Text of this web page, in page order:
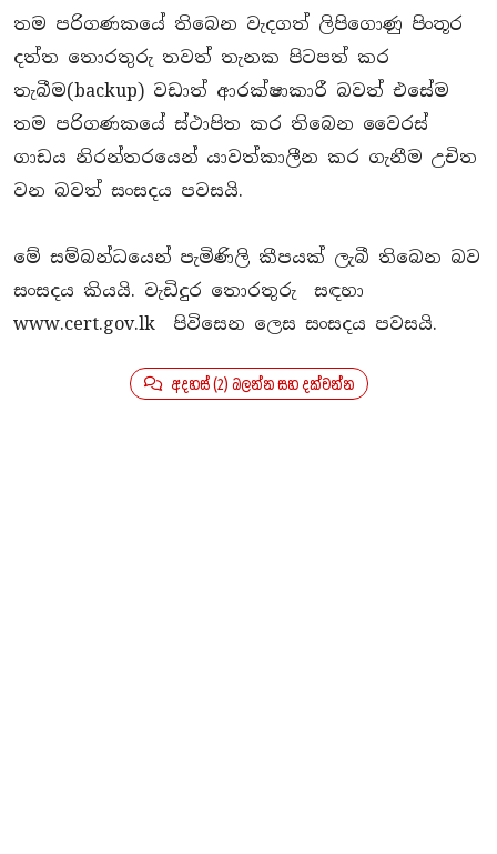
තම පරිගණකයේ තිබෙන වැදගත් ලිපිගොණු පිංතූර
දත්ත තොරතුරු තවත් තැනක පිටපත් කර
තැබීම(backup) වඩාත් ආරක්ෂාකාරී බවත් එසේම
තම පරිගණකයේ ස්ථාපිත කර තිබෙන වෛරස්
ගාඩය නිරන්තරයෙන් යාවත්කාලීන කර ගැනීම උචිත
වන බවත් සංසදය පවසයි.
මේ සම්බන්ධයෙන් පැමිණිලි කීපයක් ලැබී තිබෙන බව
සංසදය කියයි. වැඩිදුර තොරතුරු සඳහා
www.cert.gov.lk පිවිසෙන ලෙස සංසදය පවසයි.
අදහස් (2) බලන්න සහ දක්වන්න